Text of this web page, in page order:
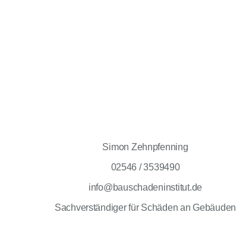
Simon Zehnpfenning
02546 / 3539490
info@bauschadeninstitut.de
Sachverständiger für Schäden an Gebäuden